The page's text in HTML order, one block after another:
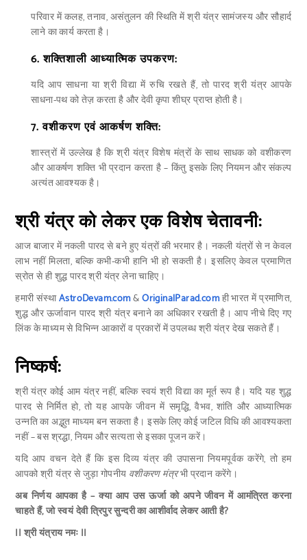
परिवार में कलह, तनाव, असंतुलन की स्थिति में श्री यंत्र सामंजस्य और सौहार्द
लाने का कार्य करता है।
6.शक्तिशाली आध्यात्मिक उपकरण:
यदि आप साधना या श्री विद्या में रुचि रखते हैं, तो पारद श्री यंत्र आपके
साधना-पथ को तेज़ करता है और देवी कृपा शीघ्र प्राप्त होती है।
7.वशीकरण एवं आकर्षण शक्ति:
शास्त्रों में उल्लेख है कि श्री यंत्र विशेष मंत्रों के साथ साधक को वशीकरण
और आकर्षण शक्ति भी प्रदान करता है – किंतु इसके लिए नियमन और संकल्प
अत्यंत आवश्यक है।
श्री यंत्र को लेकर एक विशेष चेतावनी:
आज बाजार में नकली पारद से बने हुए यंत्रों की भरमार है। नकली यंत्रों से न केवल
लाभ नहीं मिलता, बल्कि कभी-कभी हानि भी हो सकती है। इसलिए केवल प्रमाणित
स्रोत से ही शुद्ध पारद श्री यंत्र लेना चाहिए।
हमारी संस्थाAstroDevam.com&OriginalParad.comही भारत में प्रमाणित,
शुद्ध और ऊर्जावान पारद श्री यंत्र बनाने का अधिकार रखती है। आप नीचे दिए गए
लिंक के माध्यम से विभिन्न आकारों व प्रकारों में उपलब्ध श्री यंत्र देख सकते हैं।
निष्कर्ष:
श्री यंत्र कोई आम यंत्र नहीं, बल्कि स्वयं श्री विद्या का मूर्त रूप है। यदि यह शुद्ध
पारद से निर्मित हो, तो यह आपके जीवन में समृद्धि, वैभव, शांति और आध्यात्मिक
उन्नति का अद्भुत माध्यम बन सकता है। इसके लिए कोई जटिल विधि की आवश्यकता
नहीं – बस श्रद्धा, नियम और सत्यता से इसका पूजन करें।
यदि आप वचन देते हैं कि इस दिव्य यंत्र की उपासना नियमपूर्वक करेंगे, तो हम
आपको श्री यंत्र से जुड़ा गोपनीय वशीकरण मंत्रभी प्रदान करेंगे।
अब निर्णय आपका है – क्या आप उस ऊर्जा को अपने जीवन में आमंत्रित करना
चाहते हैं, जो स्वयं देवी त्रिपुर सुन्दरी का आशीर्वाद लेकर आती है?
|| श्री यंत्राय नमः ||